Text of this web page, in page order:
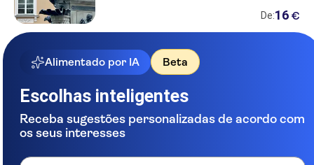
De:16 €
Alimentado por IA Beta
Escolhas inteligentes
Receba sugestões personalizadas de acordo com
os seus interesses